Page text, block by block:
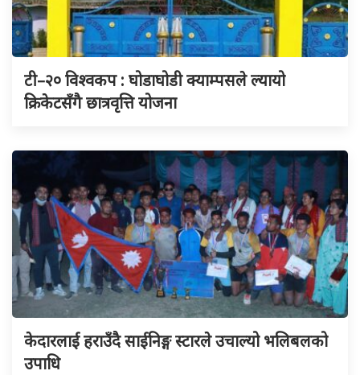
टी–२० विश्वकप : घोडाघोडी क्याम्पसले ल्यायो
क्रिकेटसँगै छात्रवृत्ति योजना
केदारलाई हराउँदै साईनिङ्ग स्टारले उचाल्यो भलिबलको
उपाधि